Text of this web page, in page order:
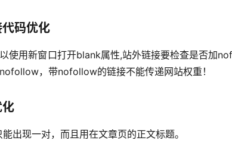
码优化
使用新窗口打开blank属性,站外链接要检查是否加
，带nofollow的链接不能传递网站权重！
能出现一对，而且用在文章页的正文标题。